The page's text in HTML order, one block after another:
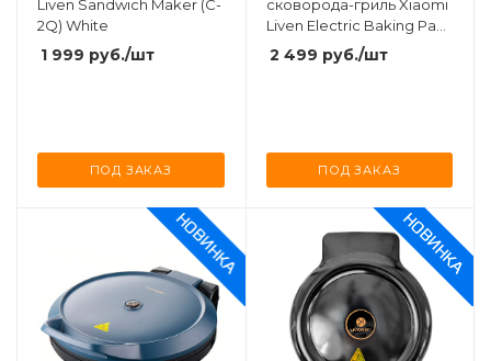
Liven Sandwich Maker (C-
2Q) White
1 999 руб./шт
ПОД ЗАКАЗ
сковорода-гриль Xiaomi
Liven Electric Baking Pan
1500W (LR-J3041) Beige
2 499 руб./шт
ПОД ЗАКАЗ